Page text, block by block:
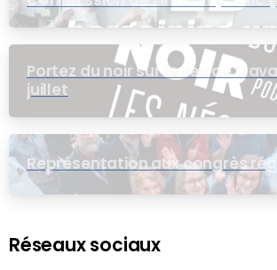
pour le groupe EB
Portez du noir sur le lieu de
juillet
Représentation aux congrès
Réseaux sociaux